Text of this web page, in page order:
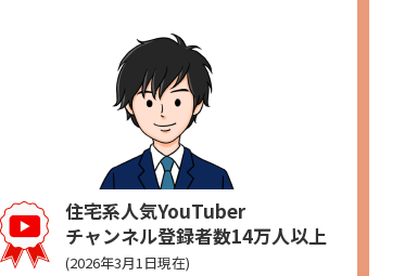
住宅系人気YouTuber
チャンネル登録者数14万人以上
(2026年3月1日現在)